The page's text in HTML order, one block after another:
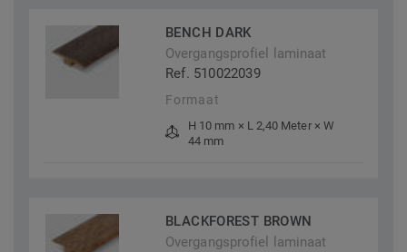
BENCH DARK
Overgangsprofiel laminaat
Ref. 510022039
Formaat
H 10 mm × L 2,40 Meter × W
44 mm
BLACKFOREST BROWN
Overgangsprofiel laminaat